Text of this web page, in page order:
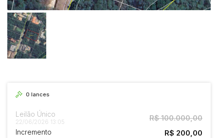
0 lances
Leilão Único
22/06/2026 13:05 R$ 100.000,00
Incremento R$ 200,00